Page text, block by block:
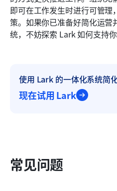
即可在工作发生时进行可管理
策。如果你已准备好简化运营
统，不妨探索 Lark 如何支持
使用 Lark 的一体化系统简
现在试用 Lark
常见问题